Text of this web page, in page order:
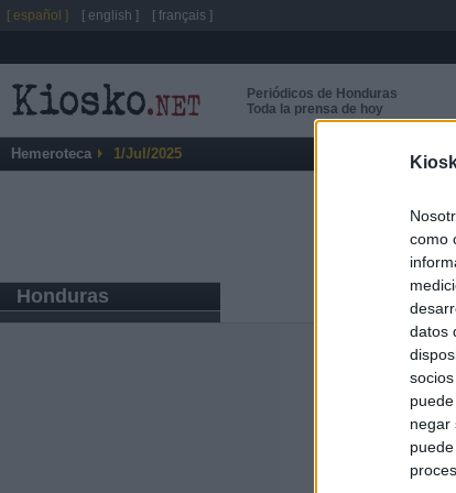
como
datos
negar
Periódicos de Honduras
Toda la prensa de hoy
Hemeroteca 1/Jul/2025
Honduras
Últimas
El
España
El
[ español ] [ english ] [ français ]